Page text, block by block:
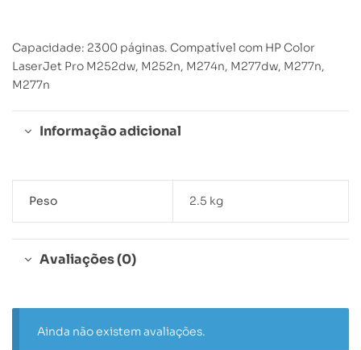
Capacidade: 2300 páginas. Compatível com HP Color
LaserJet Pro M252dw, M252n, M274n, M277dw, M277n,
M277n
Informação adicional
Peso 2.5 kg
Avaliações (0)
Ainda não existem avaliações.